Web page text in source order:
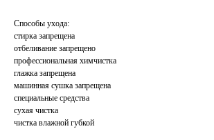
Способы ухода:
стирка запрещена
отбеливание запрещено
профессиональная химчистка
глажка запрещена
машинная сушка запрещена
специальные средства
сухая чистка
чистка влажной губкой